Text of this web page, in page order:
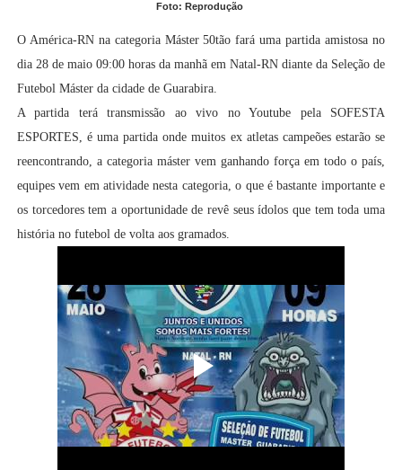
Foto: Reprodução
O América-RN na categoria Máster 50tão fará uma partida amistosa no
dia 28 de maio 09:00 horas da manhã em Natal-RN diante da Seleção de
Futebol Máster da cidade de Guarabira.
A partida terá transmissão ao vivo no Youtube pela SOFESTA
ESPORTES, é uma partida onde muitos ex atletas campeões estarão se
reencontrando, a categoria máster vem ganhando força em todo o país,
equipes vem em atividade nesta categoria, o que é bastante importante e
os torcedores tem a oportunidade de revê seus ídolos que tem toda uma
história no futebol de volta aos gramados.